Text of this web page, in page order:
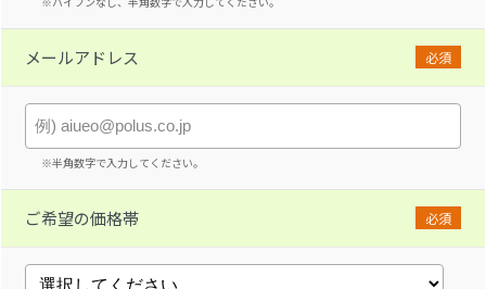
メールアドレス 必須
※半角数字で入力してください。
ご希望の価格帯 必須